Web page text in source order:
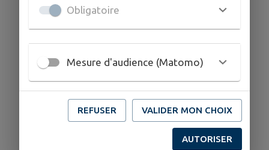
Obligatoire
Mesure d'audience (Matomo)
REFUSER VALIDER MON CHOIX
AUTORISER